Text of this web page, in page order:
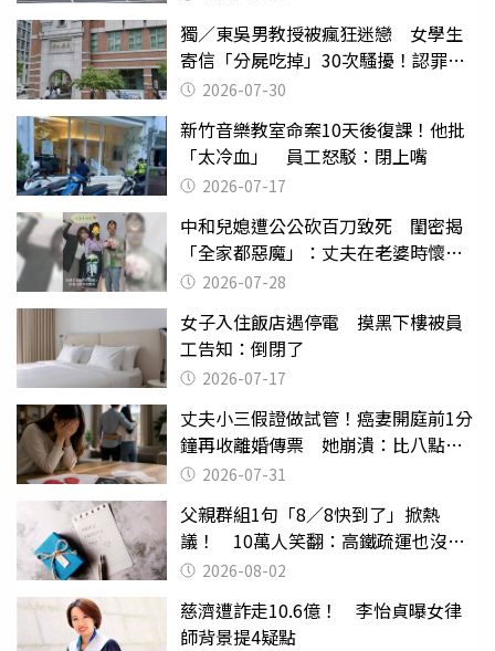
獨／東吳男教授被瘋狂迷戀 女學生
寄信「分屍吃掉」30次騷擾！認罪免
關 2026-07-30
新竹音樂教室命案10天後復課！他批
「太冷血」 員工怒駁：閉上嘴
2026-07-17
中和兒媳遭公公砍百刀致死 閨密揭
「全家都惡魔」：丈夫在老婆時懷孕
摔東西
2026-07-28
女子入住飯店遇停電 摸黑下樓被員
工告知：倒閉了
2026-07-17
丈夫小三假證做試管！癌妻開庭前1分
鐘再收離婚傳票 她崩潰：比八點檔
還扯2026-07-31
父親群組1句「8／8快到了」掀熱
議！ 10萬人笑翻：高鐵疏運也沒列
父親節
2026-08-02
慈濟遭詐走10.6億！ 李怡貞曝女律
師背景提4疑點